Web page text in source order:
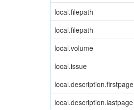
local.filepath
local.filepath
local.volume
local.issue
local.description.firstpage
local.description.lastpage